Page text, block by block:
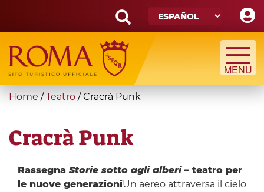
main
content
Search
form
Búsqueda
You
here
Home / Teatro /Cracrà Punk
Cracrà Punk
Rassegna Storie sotto agli alberi– teatro per
le nuove generazioniUn aereo attraversa il cielo